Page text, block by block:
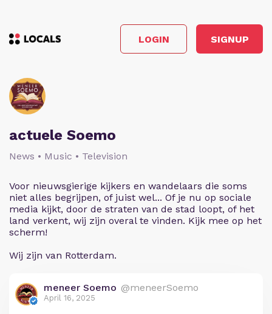
LOGIN SIGNUP
actuele Soemo
News • Music • Television
Voor nieuwsgierige kijkers en wandelaars die soms
niet alles begrijpen, of juist wel... Of je nu op sociale
media kijkt, door de straten van de stad loopt, of het
land verkent, wij zijn overal te vinden. Kijk mee op het
scherm!
Wij zijn van Rotterdam.
meneer Soemo @meneerSoemo
April 16, 2025